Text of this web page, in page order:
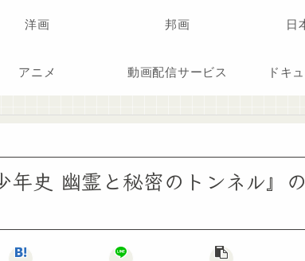
洋画 邦画 日
アニメ 動画配信サービス ドキ
史 幽霊と秘密のトンネル』